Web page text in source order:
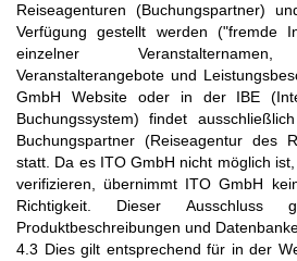
Reiseagenturen (Buchungspartner)
Verfügung gestellt werden ("fremde
einzelner Veranstalternamen,
Veranstalterangebote und
GmbH Website oder in der IBE
Buchungssystem) findet
Buchungspartner (Reiseagentur des
statt. Da es ITO GmbH nicht möglich
verifizieren, übernimmt ITO GmbH
Richtigkeit. Dieser Ausschluss
Produktbeschreibungen und
4.3 Dies gilt entsprechend für in der